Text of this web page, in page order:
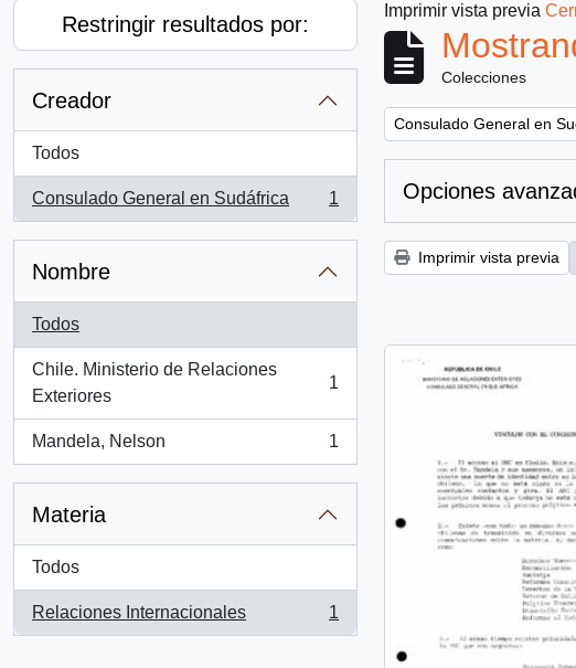
Restringir resultados por:
Creador
Todos
Consulado General en Sudáfrica
, 1 resultados
1
Nombre
Todos
Chile. Ministerio de Relaciones
Exteriores
, 1 resultados
1
Mandela, Nelson
, 1 resultados
1
Materia
Todos
Relaciones Internacionales
, 1 resultados
1
Imprimir vista previa
Colecciones
Remove filter:
Consulado General en
Opciones
Imprimir vista previa